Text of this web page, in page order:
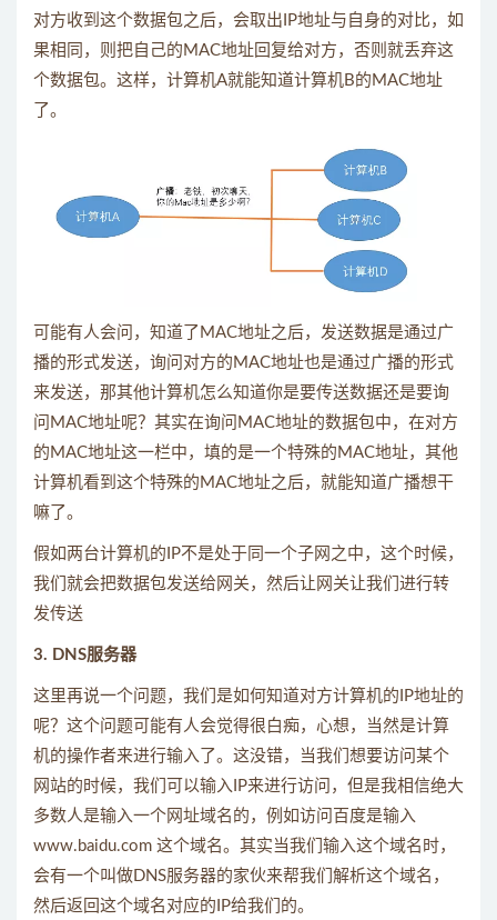
对方收到这个数据包之后，会取出IP地址与自身的对比，如
果相同，则把自己的MAC地址回复给对方，否则就丢弃这
个数据包。这样，计算机A就能知道计算机B的MAC地址
了。
可能有人会问，知道了MAC地址之后，发送数据是通过广
播的形式发送，询问对方的MAC地址也是通过广播的形式
来发送，那其他计算机怎么知道你是要传送数据还是要询
问MAC地址呢？其实在询问MAC地址的数据包中，在对方
的MAC地址这一栏中，填的是一个特殊的MAC地址，其他
计算机看到这个特殊的MAC地址之后，就能知道广播想干
嘛了。
假如两台计算机的IP不是处于同一个子网之中，这个时候，
我们就会把数据包发送给网关，然后让网关让我们进行转
发传送
3. DNS服务器
这里再说一个问题，我们是如何知道对方计算机的IP地址的
呢？这个问题可能有人会觉得很白痴，心想，当然是计算
机的操作者来进行输入了。这没错，当我们想要访问某个
网站的时候，我们可以输入IP来进行访问，但是我相信绝大
多数人是输入一个网址域名的，例如访问百度是输入
www.baidu.com 这个域名。其实当我们输入这个域名时，
会有一个叫做DNS服务器的家伙来帮我们解析这个域名，
然后返回这个域名对应的IP给我们的。